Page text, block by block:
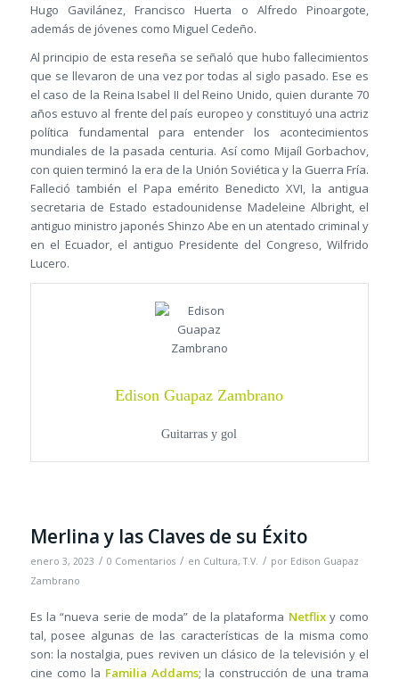
Hugo Gavilánez, Francisco Huerta o Alfredo Pinoargote,
además de jóvenes como Miguel Cedeño.
Al principio de esta reseña se señaló que hubo fallecimientos
que se llevaron de una vez por todas al siglo pasado. Ese es
el caso de la Reina Isabel II del Reino Unido, quien durante 70
años estuvo al frente del país europeo y constituyó una actriz
política fundamental para entender los acontecimientos
mundiales de la pasada centuria. Así como Mijaíl Gorbachov,
con quien terminó la era de la Unión Soviética y la Guerra Fría.
Falleció también el Papa emérito Benedicto XVI, la antigua
secretaria de Estado estadounidense Madeleine Albright, el
antiguo ministro japonés Shinzo Abe en un atentado criminal y
en el Ecuador, el antiguo Presidente del Congreso, Wilfrido
Lucero.
Edison Guapaz Zambrano
Guitarras y gol
Merlina y las Claves de su Éxito
enero 3, 2023 / 0 Comentarios / en Cultura,T.V. / por Edison Guapaz
Zambrano
Es la “nueva serie de moda” de la plataforma Netflixy como
tal, posee algunas de las características de la misma como
son: la nostalgia, pues reviven un clásico de la televisión y el
cine como la Familia Addams; la construcción de una trama